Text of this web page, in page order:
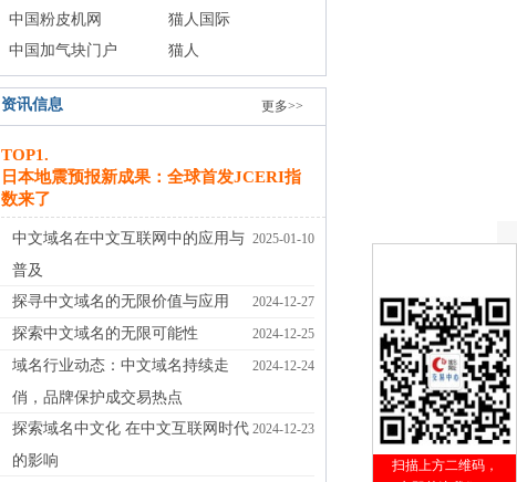
中国粉皮机网
猫人国际
中国加气块门户
猫人
更多>>
资讯信息
TOP1.
日本地震预报新成果：全球首发JCERI指
数来了
2025-01-10
中文域名在中文互联网中的应用与
普及
2024-12-27
探寻中文域名的无限价值与应用
2024-12-25
探索中文域名的无限可能性
2024-12-24
域名行业动态：中文域名持续走
俏，品牌保护成交易热点
2024-12-23
探索域名中文化 在中文互联网时代
的影响
扫描上方二维码，